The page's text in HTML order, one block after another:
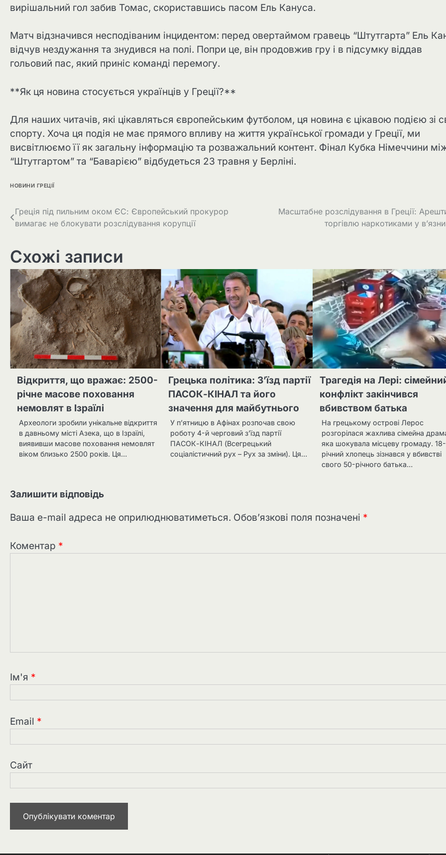
вирішальний гол забив Томас, скориставшись пасом Ель Кануса.
Матч відзначився несподіваним інцидентом: перед овертаймом гравець “Штутгарта” Ель
відчув нездужання та знудився на полі. Попри це, він продовжив гру і в підсумку віддав
гольовий пас, який приніс команді перемогу.
**Як ця новина стосується українців у Греції?**
Для наших читачів, які цікавляться європейським футболом, ця новина є цікавою подією зі
спорту. Хоча ця подія не має прямого впливу на життя української громади у Греції, ми
висвітлюємо її як загальну інформацію та розважальний контент. Фінал Кубка Німеччини
“Штутгартом” та “Баварією” відбудеться 23 травня у Берліні.
НОВИНИ ГРЕЦІЇ
Греція під пильним оком ЄС: Європейський прокурор
вимагає не блокувати розслідування корупції
Масштабне розслідування в Греції:
торгівлю наркотиками у
Схожі записи
Відкриття, що вражає: 2500-
річне масове поховання
немовлят в Ізраїлі
Археологи зробили унікальне відкриття
в давньому місті Азека, що в Ізраїлі,
виявивши масове поховання немовлят
віком близько 2500 років. Ця…
Грецька політика: З’їзд партії
ПАСОК-КІНАЛ та його
значення для майбутнього
У п’ятницю в Афінах розпочав свою
роботу 4-й черговий з’їзд партії
ПАСОК-КІНАЛ (Всегрецький
соціалістичний рух – Рух за зміни). Ця…
Трагедія на Лері:
конфлікт закінчився
вбивством батька
На грецькому острові Лерос
розгорілася жахлива сімейна
яка шокувала місцеву громаду. 18-
річний хлопець зізнався у вбивстві
свого 50-річного батька…
Залишити відповідь
Ваша e-mail адреса не оприлюднюватиметься. Обов’язкові поля позначені *
Коментар *
Ім'я *
Email *
Сайт